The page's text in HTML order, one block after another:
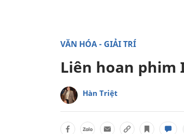
VĂN HÓA - GIẢI TRÍ
Liên hoan phim
Hàn Triệt